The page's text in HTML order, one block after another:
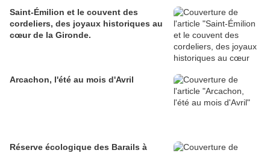
Saint-Émilion et le couvent des
cordeliers, des joyaux historiques au
cœur de la Gironde.
Arcachon, l'été au mois d'Avril
Réserve écologique des Barails à